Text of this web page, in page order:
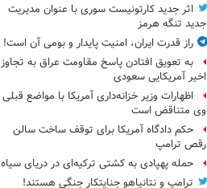
اثر جدید کارتونیست سوری با عنوان مدیریت
جدید تنگه هرمز
راز قدرت ایران، امنیت پایدار و بومی آن است!
به تعویق افتادن پاسخ مقاومت عراق به تجاوز
اخیر آمریکایی سعودی
اظهارات وزیر خزانه‌داری آمریکا با مواضع قبلی
وی متناقض است
حکم دادگاه آمریکا برای توقف ساخت سالن
رقص ترامپ
حمله پهپادی به کشتی ترکیه‌ای در دریای سیاه
ترامپ و نتانیاهو جنایتکار جنگی هستند!